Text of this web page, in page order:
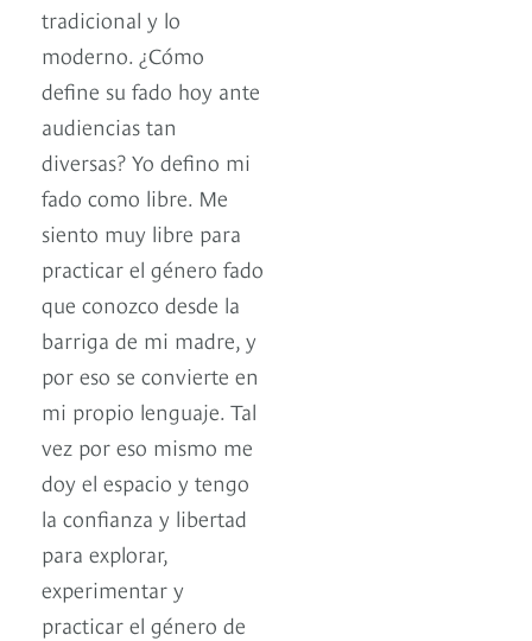
tradicional y lo
moderno. ¿Cómo
define su fado hoy ante
audiencias tan
diversas? Yo defino mi
fado como libre. Me
siento muy libre para
practicar el género fado
que conozco desde la
barriga de mi madre, y
por eso se convierte en
mi propio lenguaje. Tal
vez por eso mismo me
doy el espacio y tengo
la confianza y libertad
para explorar,
experimentar y
practicar el género de